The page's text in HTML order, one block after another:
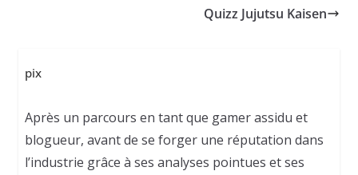
Quizz Jujutsu Kaisen
pix
Après un parcours en tant que gamer assidu et
blogueur, avant de se forger une réputation dans
l’industrie grâce à ses analyses pointues et ses